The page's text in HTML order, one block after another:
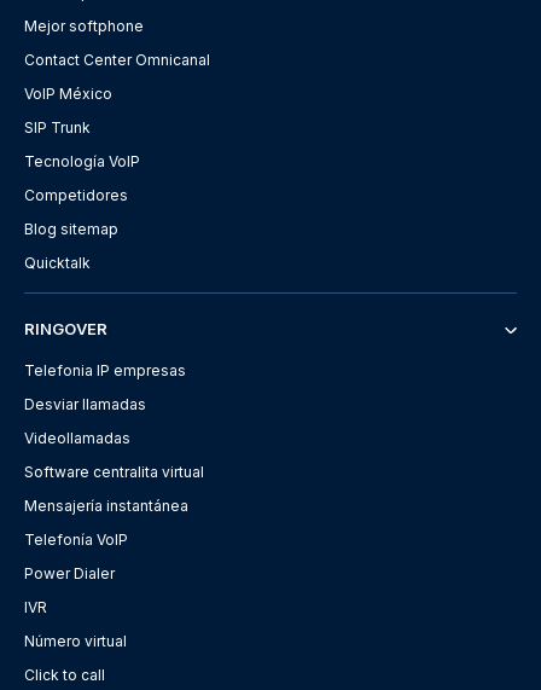
Mejor softphone
Contact Center Omnicanal
VoIP México
SIP Trunk
Tecnología VoIP
Competidores
Blog sitemap
Quicktalk
RINGOVER
Telefonia IP empresas
Desviar llamadas
Videollamadas
Software centralita virtual
Mensajería instantánea
Telefonía VoIP
Power Dialer
IVR
Número virtual
Click to call